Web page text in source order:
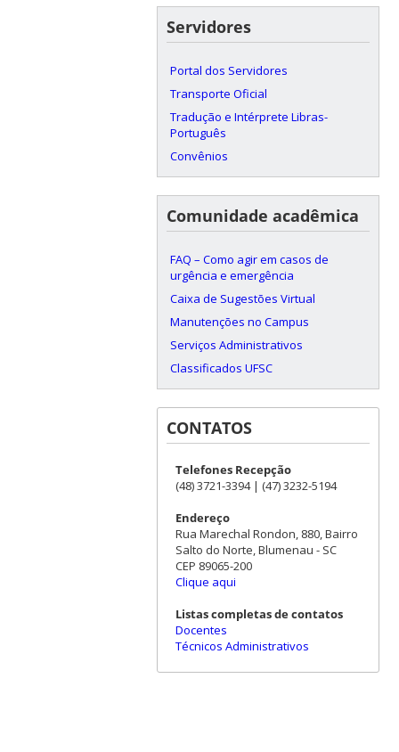
Servidores
Portal dos Servidores
Transporte Oficial
Tradução e Intérprete Libras-
Português
Convênios
Comunidade acadêmica
FAQ – Como agir em casos de
urgência e emergência
Caixa de Sugestões Virtual
Manutenções no Campus
Serviços Administrativos
Classificados UFSC
CONTATOS
Telefones Recepção
(48) 3721-3394 | (47) 3232-5194
Endereço
Rua Marechal Rondon, 880, Bairro
Salto do Norte, Blumenau - SC
CEP 89065-200
Clique aqui
Listas completas de contatos
Docentes
Técnicos Administrativos